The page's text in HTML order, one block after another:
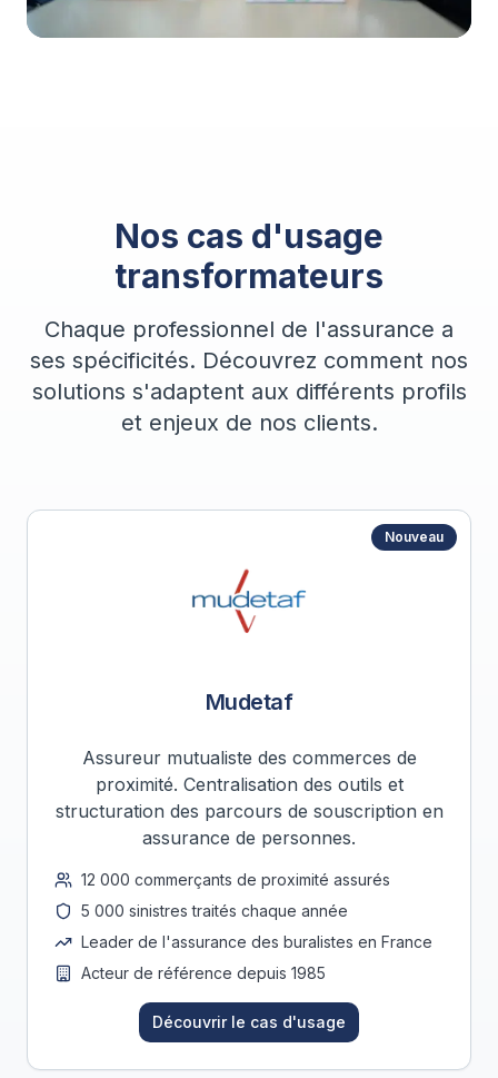
Nos cas d'usage
transformateurs
Chaque professionnel de l'assurance a
ses spécificités. Découvrez comment nos
solutions s'adaptent aux différents profils
et enjeux de nos clients.
Nouveau
Mudetaf
Assureur mutualiste des commerces de
proximité. Centralisation des outils et
structuration des parcours de souscription en
assurance de personnes.
12 000 commerçants de proximité assurés
5 000 sinistres traités chaque année
Leader de l'assurance des buralistes en France
Acteur de référence depuis 1985
Découvrir le cas d'usage